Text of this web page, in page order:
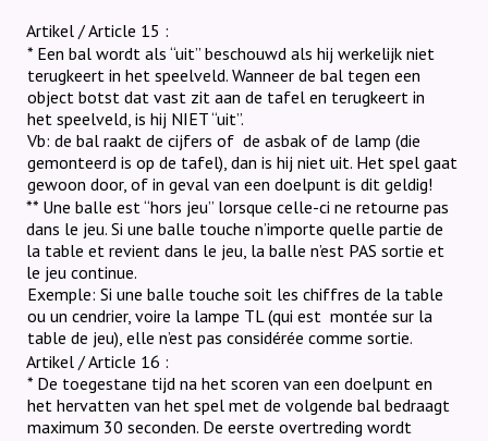
Artikel / Article 15 :
* Een bal wordt als “uit” beschouwd als hij werkelijk niet
terugkeert in het speelveld. Wanneer de bal tegen een
object botst dat vast zit aan de tafel en terugkeert in
het speelveld, is hij NIET “uit”.
Vb: de bal raakt de cijfers of de asbak of de lamp (die
gemonteerd is op de tafel), dan is hij niet uit. Het spel gaat
gewoon door, of in geval van een doelpunt is dit geldig!
** Une balle est “hors jeu” lorsque celle-ci ne retourne pas
dans le jeu. Si une balle touche n’importe quelle partie de
la table et revient dans le jeu, la balle n’est PAS sortie et
le jeu continue.
Exemple: Si une balle touche soit les chiffres de la table
ou un cendrier, voire la lampe TL (qui est montée sur la
table de jeu), elle n’est pas considérée comme sortie.
Artikel / Article 16 :
* De toegestane tijd na het scoren van een doelpunt en
het hervatten van het spel met de volgende bal bedraagt
maximum 30 seconden. De eerste overtreding wordt